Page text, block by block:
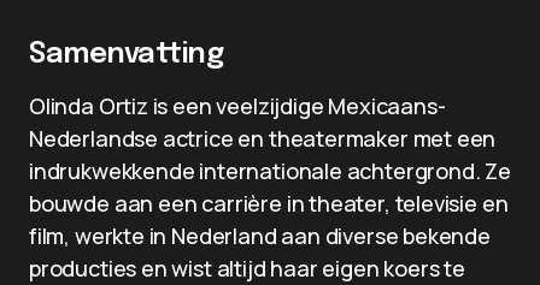
Samenvatting
Olinda Ortiz is een veelzijdige Mexicaans-
Nederlandse actrice en theatermaker met een
indrukwekkende internationale achtergrond. Ze
bouwde aan een carrière in theater, televisie en
film, werkte in Nederland aan diverse bekende
producties en wist altijd haar eigen koers te